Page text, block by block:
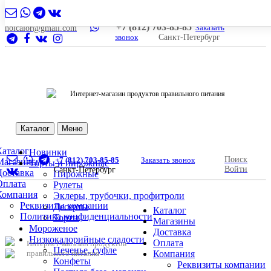
nolcalor@gmail.com +7 (812) 703-85-85 Заказать
звонок
Санкт-Петербург
Интернет-магазин продуктов правильного питания
Каталог Меню
Реквизиты компании
Политика конфиденциальности
Новинки
Торты и пирожные
Пирожные
Рулеты
Эклеры, трубочки, профитроли
Десерты
Торты
Мороженое
Низкокалорийные сладости
Печенье, суфле
Конфеты
+7 (812) 703-85-85
Заказать звонок
Санкт-Петербург
Поиск
Войти
Интернет-магазин продуктов
правильного питания
Каталог
Магазины
Доставка
Оплата
Компания
Реквизиты компании